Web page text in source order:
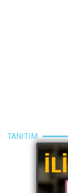
TANITIM